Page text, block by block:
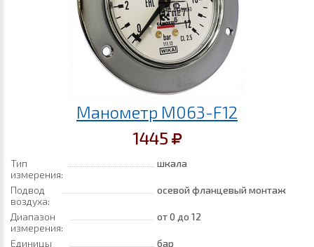
Манометр M063-F12
1445
Тип
измерения:
шкала
Подвод
воздуха:
осевой фланцевый монтаж
Диапазон
измерения:
от 0 до 12
Единицы бар